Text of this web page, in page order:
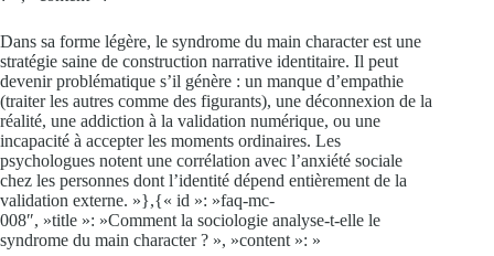
Dans sa forme légère, le syndrome du main character est une
stratégie saine de construction narrative identitaire. Il peut
devenir problématique s’il génère : un manque d’empathie
(traiter les autres comme des figurants), une déconnexion de la
réalité, une addiction à la validation numérique, ou une
incapacité à accepter les moments ordinaires. Les
psychologues notent une corrélation avec l’anxiété sociale
chez les personnes dont l’identité dépend entièrement de la
validation externe. »},{« id »: »faq-mc-
008″, »title »: »Comment la sociologie analyse-t-elle le
syndrome du main character ? », »content »: »